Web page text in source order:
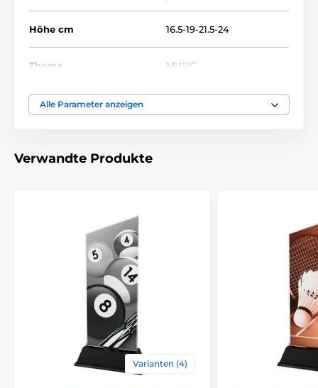
Höhe cm 16.5-19-21.5-24
Thema MUSIC
Auszeichnungstyp
Alle Parameter anzeigen
Verwandte Produkte
Varianten (4)